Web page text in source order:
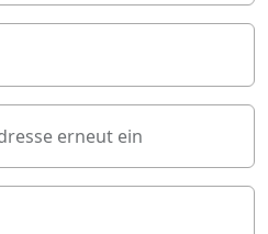
erneut ein